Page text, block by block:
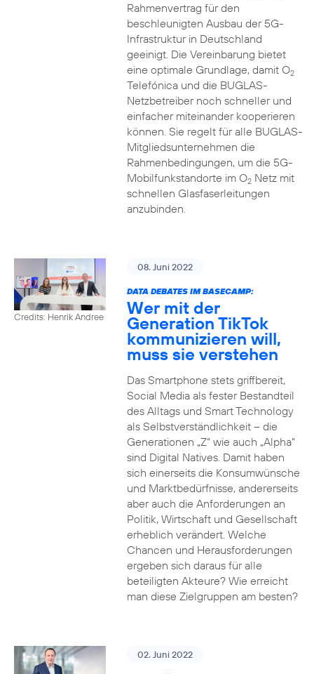
Rahmenvertrag für den
beschleunigten Ausbau der 5G-
Infrastruktur in Deutschland
geeinigt. Die Vereinbarung bietet
eine optimale Grundlage, damit O2
Telefónica und die BUGLAS-
Netzbetreiber noch schneller und
einfacher miteinander kooperieren
können. Sie regelt für alle BUGLAS-
Mitgliedsunternehmen die
Rahmenbedingungen, um die 5G-
Mobilfunkstandorte im O2Netz mit
schnellen Glasfaserleitungen
anzubinden.
Credits: Henrik Andree
08. Juni 2022
DATA DEBATES IM BASECAMP:
Wer mit der
Generation TikTok
kommunizieren will,
muss sie verstehen
Das Smartphone stets griffbereit,
Social Media als fester Bestandteil
des Alltags und Smart Technology
als Selbstverständlichkeit – die
Generationen „Z“ wie auch „Alpha“
sind Digital Natives. Damit haben
sich einerseits die Konsumwünsche
und Marktbedürfnisse, andererseits
aber auch die Anforderungen an
Politik, Wirtschaft und Gesellschaft
erheblich verändert. Welche
Chancen und Herausforderungen
ergeben sich daraus für alle
beteiligten Akteure? Wie erreicht
man diese Zielgruppen am besten?
02. Juni 2022